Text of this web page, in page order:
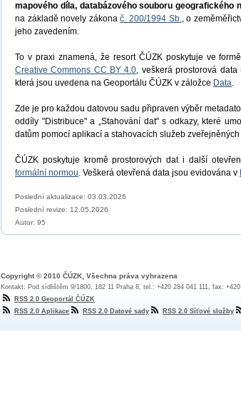
mapového díla, databázového souboru geografického
na základě novely zákonač. 200/1994 Sb., o
jeho zavedením.
To v praxi znamená, že resort ČÚZK poskytuje ve
Creative Commons CC BY 4.0, veškerá prostorová data
která jsou uvedena na Geoportálu ČÚZK v záložce Data.
Zde je pro každou datovou sadu připraven výběr
oddíly "Distribuce" a „Stahování dat" s odkazy, které
datům pomocí aplikací a stahovacích služeb
ČÚZK poskytuje kromě prostorových dat i další
formální normou. Veškerá otevřená data jsou evidována v
Poslední aktualizace: 03.03.2026
Poslední revize: 12.05.2026
Autor: 95
Copyright © 2010 ČÚZK, Všechna práva vyhrazena
Kontakt: Pod sídlištěm 9/1800, 182 11 Praha 8, tel.: +420 284 041 111, fax:
RSS 2.0 Geoportál ČÚZK
RSS 2.0 Aplikace
RSS 2.0 Datové sady RSS 2.0 Síťové služby